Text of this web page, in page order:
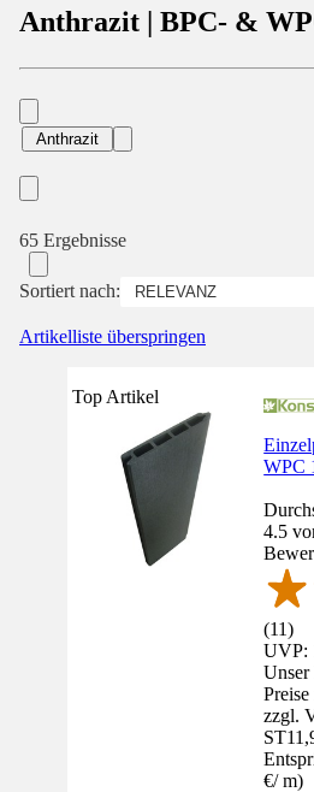
Anthrazit | BPC- &
Anthrazit
65 Ergebnisse
Sortiert nach:
Artikelliste überspringen
Top Artikel
WPC
4.5
(11)
UVP:
zzgl.
ST
€/ m)